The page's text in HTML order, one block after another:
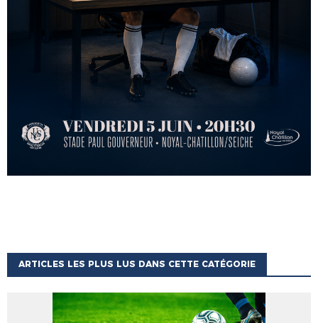
ARTICLES LES PLUS LUS DANS CETTE CATÉGORIE